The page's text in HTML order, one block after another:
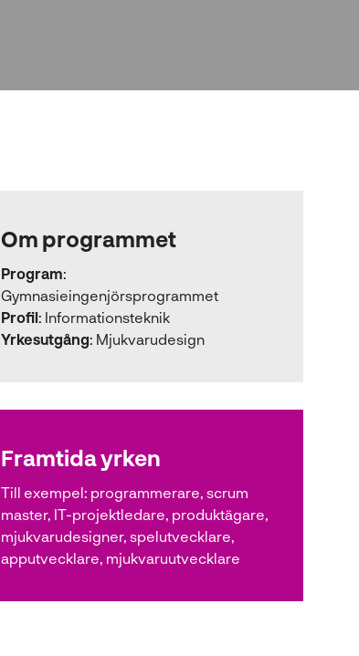
Om programmet
Program:
Gymnasieingenjörsprogrammet
Profil: Informationsteknik
Yrkesutgång: Mjukvarudesign
Framtida yrken
Till exempel: programmerare, scrum
master, IT-projektledare, produktägare,
mjukvarudesigner, spelutvecklare,
apputvecklare, mjukvaruutvecklare